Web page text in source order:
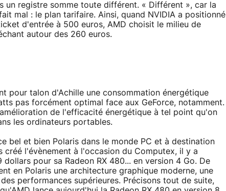
un registre somme toute différent. « Différent », car la
mal : le plan tarifaire. Ainsi, quand NVIDIA a positionné
d'entrée à 500 euros, AMD choisit le milieu de
autour des 260 euros.
pour talon d'Achille une consommation énergétique
pas forcément optimal face aux GeForce, notamment.
de l'efficacité énergétique à tel point qu'on
les ordinateurs portables.
bel et bien Polaris dans le monde PC et à destination
l'évènement à l'occasion du Computex, il y a
pour sa Radeon RX 480... en version 4 Go. De
en Polaris une architecture graphique moderne, une
performances supérieures. Précisons tout de suite,